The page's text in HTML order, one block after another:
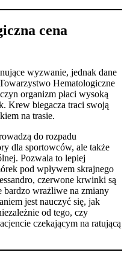
cena
wyzwanie, jednak dane
Hematologiczne
organizm płaci wysoką
Krew biegacza traci swoją
na trasie.
do rozpadu
dla sportowców, ale także
Pozwala to lepiej
pod wpływem skrajnego
czerwone krwinki są
bardzo wrażliwe na zmiany
jest nauczyć się, jak
od tego, czy
czekającym na ratującą